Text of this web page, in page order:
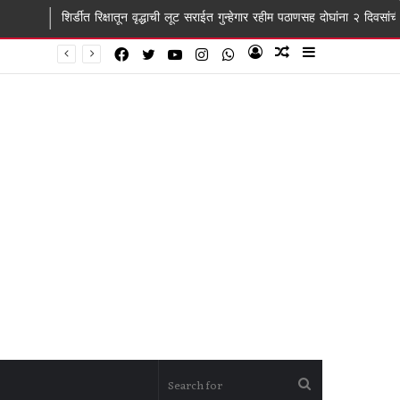
रिक्षातून वृद्धाची लूट सराईत गुन्हेगार रहीम पठाणसह दोघांना २ दिवसांची पोलीस कोठडी
Sidebar
Random
Log
WhatsApp
Instagram
YouTube
Twitter
Facebook
Search